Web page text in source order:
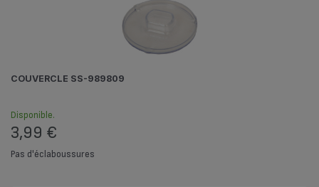
COUVERCLE SS-989809
Disponible.
3,99 €
Pas d'éclaboussures